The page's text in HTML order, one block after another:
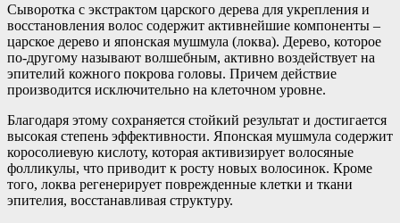
Сыворотка с экстрактом царского дерева для укрепления и
восстановления волос содержит активнейшие компоненты –
царское дерево и японская мушмула (локва). Дерево, которое
по-другому называют волшебным, активно воздействует на
эпителий кожного покрова головы. Причем действие
производится исключительно на клеточном уровне.
Благодаря этому сохраняется стойкий результат и достигается
высокая степень эффективности. Японская мушмула содержит
коросолиевую кислоту, которая активизирует волосяные
фолликулы, что приводит к росту новых волосинок. Кроме
того, локва регенерирует поврежденные клетки и ткани
эпителия, восстанавливая структуру.